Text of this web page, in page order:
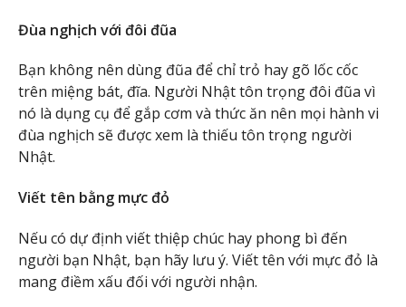
Đùa nghịch với đôi đũa
Bạn không nên dùng đũa để chỉ trỏ hay gõ lốc cốc
trên miệng bát, đĩa. Người Nhật tôn trọng đôi đũa vì
nó là dụng cụ để gắp cơm và thức ăn nên mọi hành vi
đùa nghịch sẽ được xem là thiếu tôn trọng người
Nhật.
Viết tên bằng mực đỏ
Nếu có dự định viết thiệp chúc hay phong bì đến
người bạn Nhật, bạn hãy lưu ý. Viết tên với mực đỏ là
mang điềm xấu đối với người nhận.